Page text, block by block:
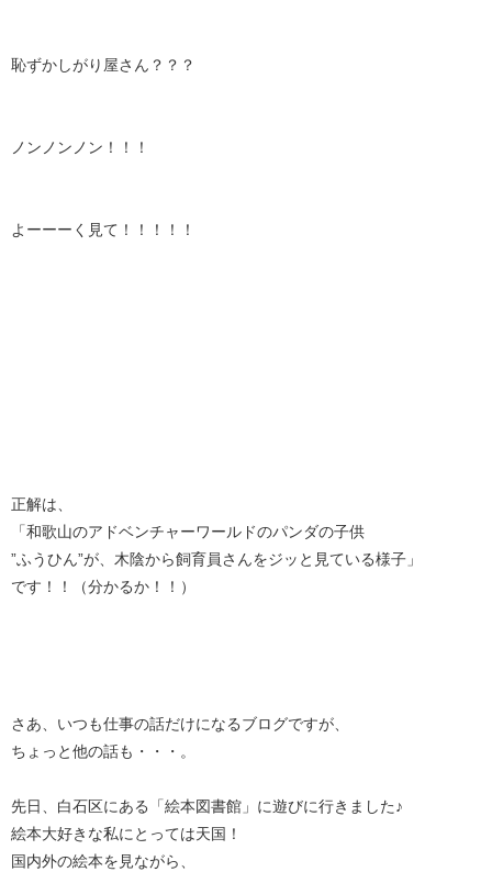
恥ずかしがり屋さん？？？
ノンノンノン！！！
よーーーく見て！！！！！
正解は、
「和歌山のアドベンチャーワールドのパンダの子供
”ふうひん”が、木陰から飼育員さんをジッと見ている様子」
です！！（分かるか！！）
さあ、いつも仕事の話だけになるブログですが、
ちょっと他の話も・・・。
先日、白石区にある「絵本図書館」に遊びに行きました♪
絵本大好きな私にとっては天国！
国内外の絵本を見ながら、